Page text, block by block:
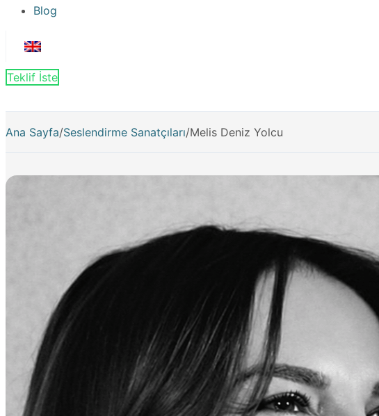
Blog
Teklif İste
Ana Sayfa/Seslendirme Sanatçıları/Melis Deniz Yolcu